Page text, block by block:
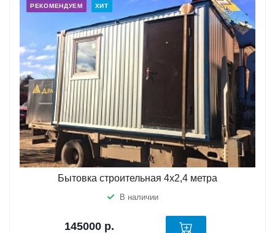
РЕКОМЕНДУЕМ ХИТ
Бытовка строительная 4х2,4 метра
В наличии
145000 р.